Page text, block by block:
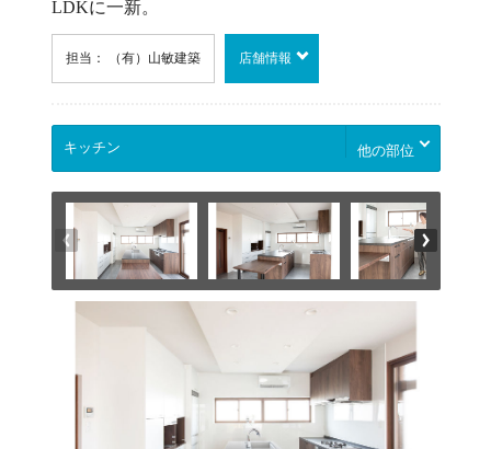
LDKに一新。
担当： （有）山敏建築 店舗情報
他の部位